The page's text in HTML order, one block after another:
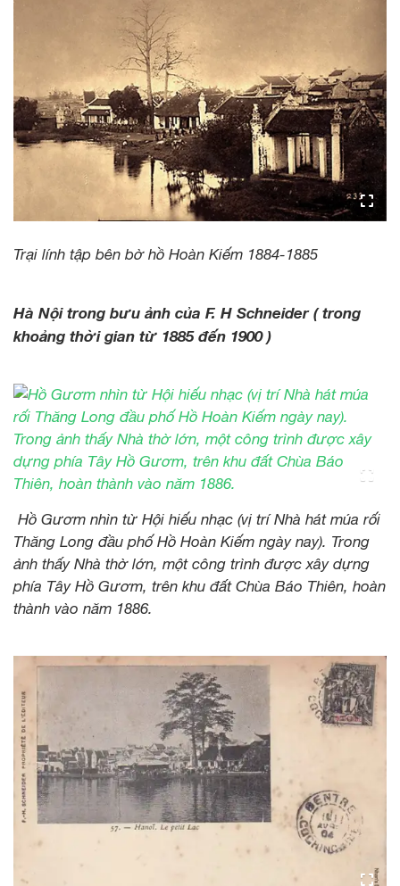
Trại lính tập bên bờ hồ Hoàn Kiếm 1884-1885
Hà Nội trong bưu ảnh của F. H Schneider ( trong
khoảng thời gian từ 1885 đến 1900 )
Hồ Gươm nhìn từ Hội hiếu nhạc (vị trí Nhà hát múa rối
Thăng Long đầu phố Hồ Hoàn Kiếm ngày nay). Trong
ảnh thấy Nhà thờ lớn, một công trình được xây dựng
phía Tây Hồ Gươm, trên khu đất Chùa Báo Thiên, hoàn
thành vào năm 1886.